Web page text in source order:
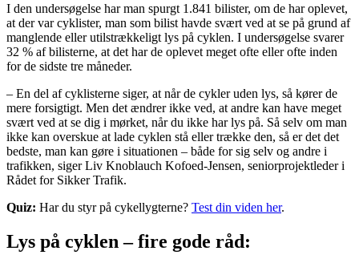
I den undersøgelse har man spurgt 1.841 bilister, om de har oplevet,
at der var cyklister, man som bilist havde svært ved at se på grund af
manglende eller utilstrækkeligt lys på cyklen. I undersøgelse svarer
32 % af bilisterne, at det har de oplevet meget ofte eller ofte inden
for de sidste tre måneder.
– En del af cyklisterne siger, at når de cykler uden lys, så kører de
mere forsigtigt. Men det ændrer ikke ved, at andre kan have meget
svært ved at se dig i mørket, når du ikke har lys på. Så selv om man
ikke kan overskue at lade cyklen stå eller trække den, så er det det
bedste, man kan gøre i situationen – både for sig selv og andre i
trafikken, siger Liv Knoblauch Kofoed-Jensen, seniorprojektleder i
Rådet for Sikker Trafik.
Quiz: Har du styr på cykellygterne? Test din viden her.
Lys på cyklen – fire gode råd: